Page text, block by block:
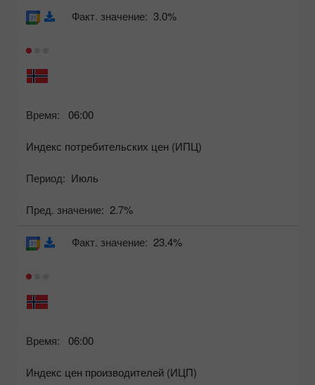
Время: 06:00
Индекс потребительских цен (ИПЦ)
Период: Июль
Пред. значение: 2.7%
Факт. значение: 3.0%
Время: 06:00
Индекс цен производителей (ИЦП)
Факт. значение: 23.4%